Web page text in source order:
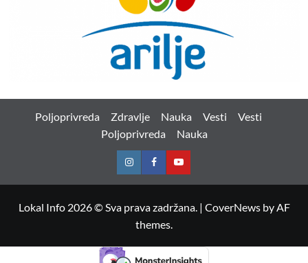
Poljoprivreda Zdravlje Nauka Vesti
Vesti
Poljoprivreda
Nauka
InstagramFacebookYoutube
Lokal Info 2026 © Sva prava zadržana. | CoverNewsby AF
themes.